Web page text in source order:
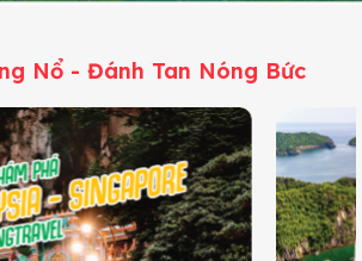
Nổ - Đánh Tan Nóng Bức